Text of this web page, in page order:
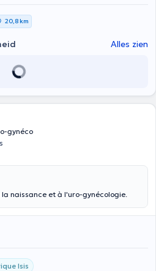
20,8 km
Alles zien
gynéco
naissance et à l'uro-gynécologie.
Isis